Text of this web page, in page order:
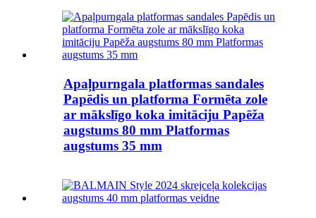
Apaļpurngala platformas sandales
Papēdis un platforma Formēta zole
ar mākslīgo koka imitāciju Papēža
augstums 80 mm Platformas
augstums 35 mm